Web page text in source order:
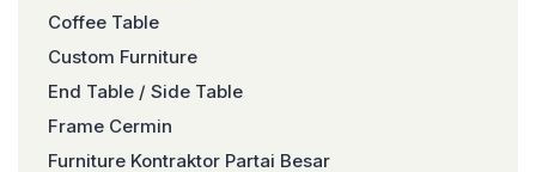
Coffee Table
Custom Furniture
End Table / Side Table
Frame Cermin
Furniture Kontraktor Partai Besar